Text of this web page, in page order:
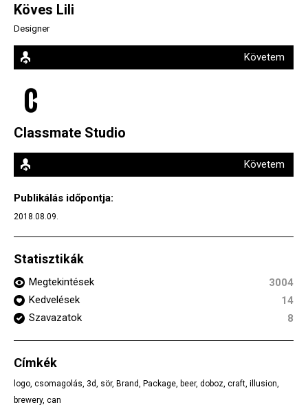
Köves Lili
Designer
Követem
Classmate Studio
Követem
Publikálás időpontja:
2018.08.09.
Statisztikák
Megtekintések
3004
Kedvelések
14
Szavazatok
8
Címkék
logo, csomagolás, 3d, sör, Brand, Package, beer, doboz, craft, illusion,
brewery, can